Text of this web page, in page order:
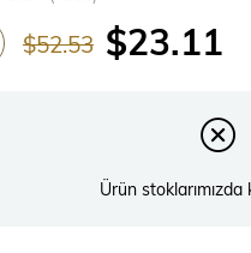
$52.53 $23.11
Ürün stoklarımızda